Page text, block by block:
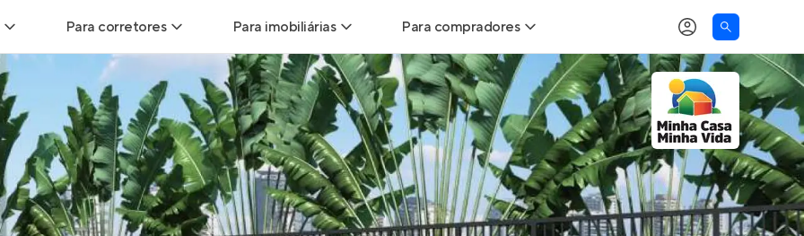
Para corretores
Leads para Corretores
Corretor+
Parcerias imobiliárias
Hub de Corretores
Para imobiliárias
Leads para Imobiliárias
Hub de imobiliárias
Anunciar imóveis
Para compradores
Buscar um imóvel novo
Calcule seu Poder de Compra
Comprar x Alugar
Correção do INCC